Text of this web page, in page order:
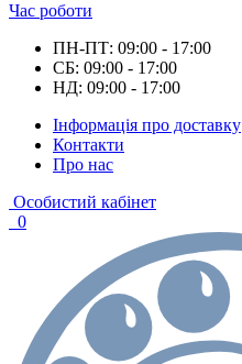
Час роботи
ПН-ПТ: 09:00 - 17:00
СБ: 09:00 - 17:00
НД: 09:00 - 17:00
Інформація про доставку
Контакти
Про нас
Особистий кабінет
0